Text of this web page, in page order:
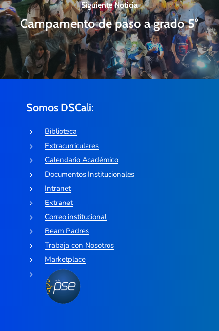
Siguiente Noticia
Campamento de paso a grado 5°
Somos DSCali:
Biblioteca
Extracurriculares
Calendario Académico
Documentos Institucionales
Intranet
Extranet
Correo institucional
Beam Padres
Trabaja con Nosotros
Marketplace